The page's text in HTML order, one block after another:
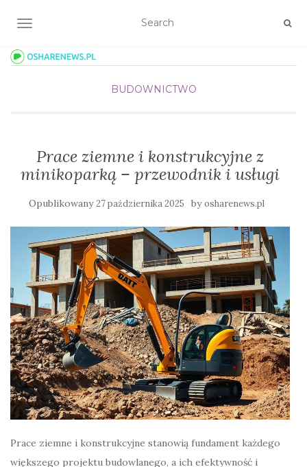
TOGGLE NAVIGATION
BUDOWNICTWO
Prace ziemne i konstrukcyjne z
minikoparką – przewodnik i usługi
Opublikowany27 października 2025 byosharenews.pl
Prace ziemne i konstrukcyjne stanowią fundament każdego
większego projektu budowlanego, a ich efektywność i